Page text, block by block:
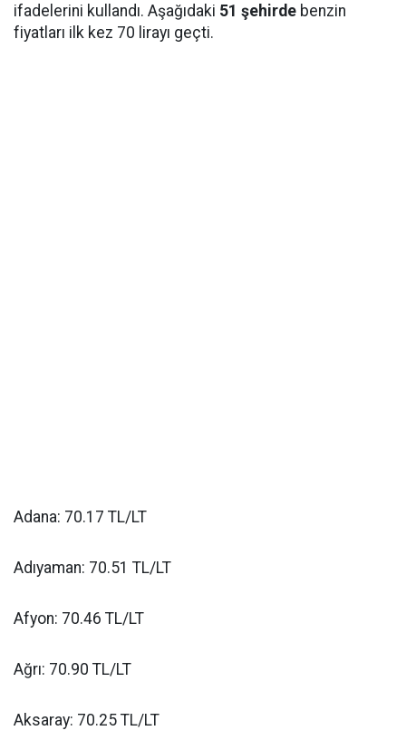
ifadelerini kullandı. Aşağıdaki 51 şehirde benzin
fiyatları ilk kez 70 lirayı geçti.
Adana: 70.17 TL/LT
Adıyaman: 70.51 TL/LT
Afyon: 70.46 TL/LT
Ağrı: 70.90 TL/LT
Aksaray: 70.25 TL/LT